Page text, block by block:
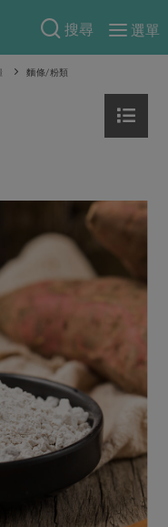
搜尋
選單
真心話
案
育
麵條/粉類